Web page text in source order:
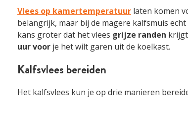
Vlees op kamertemperatuur laten komen
belangrijk, maar bij de magere kalfsmuis echt
kans groter dat het vlees grijze randen
uur voor je het wilt garen uit de koelkast.
Kalfsvlees bereiden
Het kalfsvlees kun je op drie manieren